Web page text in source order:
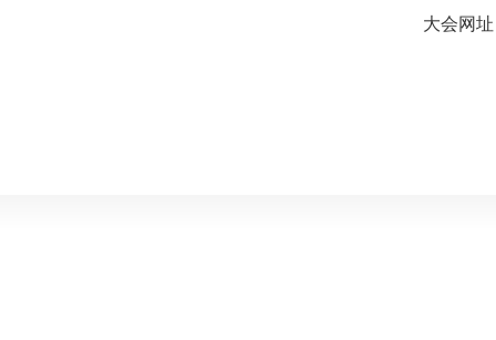
大会网